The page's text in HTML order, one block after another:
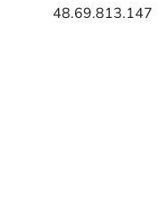
48.69.813.147